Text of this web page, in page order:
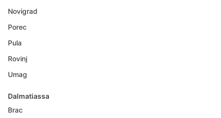
Novigrad
Porec
Pula
Rovinj
Umag
Dalmatiassa
Brac